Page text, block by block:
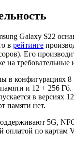
Galaxy S22
в рейтинге
Его
на требовательные
в конфигурациях
и 12 + 256
в версиях
памяти нет.
5G,
оплатой по картам